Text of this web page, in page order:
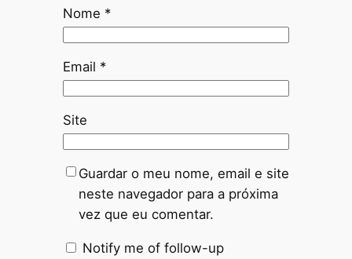
Nome *
Email *
Site
Guardar o meu nome, email e site
neste navegador para a próxima
vez que eu comentar.
Notify me of follow-up